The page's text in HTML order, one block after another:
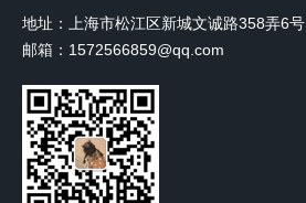
地址：上海市松江区新城文诚路358弄6号
邮箱：1572566859@qq.com